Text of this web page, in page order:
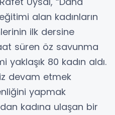
alan kadınların
ilk dersine
süren öz savunma
yaklaşık 80 kadın aldı.
devam etmek
yapmak
kadına ulaşan bir